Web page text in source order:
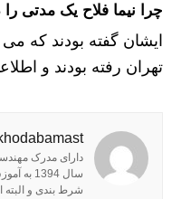
چرا نیما فلاح یک مدتی را
ایشان گفته بودند که
تهران رفته بودند و
دارای مدرک
سال
شرط بندی و البته